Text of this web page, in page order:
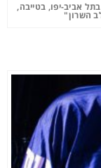
אביב-יפו, בטייבה,
השרון"